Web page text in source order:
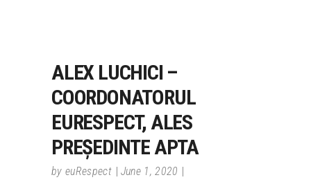
ALEX LUCHICI –
COORDONATORUL
EURESPECT, ALES
PREȘEDINTE APTA
by euRespect
June 1, 2020